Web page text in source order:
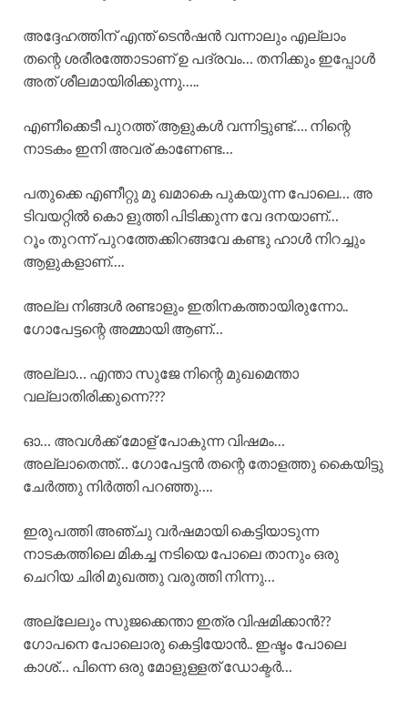
അദ്ദേഹത്തിന് എന്ത് ടെൻഷൻ വന്നാലും എല്ലാം
തന്റെ ശരീരത്തോടാണ് ഉ പദ്രവം… തനിക്കും ഇപ്പോൾ
അത് ശീലമായിരിക്കുന്നു…..
എണീക്കെടീ പുറത്ത് ആളുകൾ വന്നിട്ടുണ്ട്…. നിന്റെ
നാടകം ഇനി അവര് കാണേണ്ട…
പതുക്കെ എണീറ്റു മു ഖമാകെ പുകയുന്ന പോലെ… അ
ടിവയറ്റിൽ കൊ ളുത്തി പിടിക്കുന്ന വേ ദനയാണ്…
റൂം തുറന്ന് പുറത്തേക്കിറങ്ങവേ കണ്ടു ഹാൾ നിറച്ചും
ആളുകളാണ്….
അല്ല നിങ്ങൾ രണ്ടാളും ഇതിനകത്തായിരുന്നോ..
ഗോപേട്ടന്റെ അമ്മായി ആണ്…
അല്ലാ… എന്താ സുജേ നിന്റെ മുഖമെന്താ
വല്ലാതിരിക്കുന്നെ???
ഓ… അവൾക്ക് മോള് പോകുന്ന വിഷമം…
അല്ലാതെന്ത്… ഗോപേട്ടൻ തന്റെ തോളത്തു കൈയിട്ടു
ചേർത്തു നിർത്തി പറഞ്ഞു….
ഇരുപത്തി അഞ്ചു വർഷമായി കെട്ടിയാടുന്ന
നാടകത്തിലെ മികച്ച നടിയെ പോലെ താനും ഒരു
ചെറിയ ചിരി മുഖത്തു വരുത്തി നിന്നു…
അല്ലേലും സുജക്കെന്താ ഇത്ര വിഷമിക്കാൻ??
ഗോപനെ പോലൊരു കെട്ടിയോൻ.. ഇഷ്ടം പോലെ
കാശ്… പിന്നെ ഒരു മോളുള്ളത് ഡോക്ടർ…